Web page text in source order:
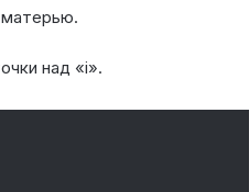
матерью.
над «i».